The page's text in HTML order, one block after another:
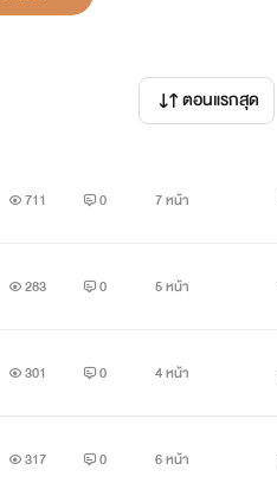
ตอนแรกสุด
711 0 7 หน้า
283 0 5 หน้า
301 0 4 หน้า
317 0 6 หน้า